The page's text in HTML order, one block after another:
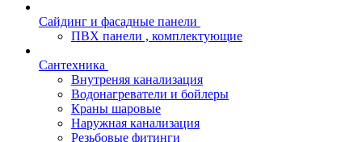
Сайдинг и фасадные панели
ПВХ панели , комплектующие
Сантехника
Внутреняя канализация
Водонагреватели и бойлеры
Краны шаровые
Наружная канализация
Резьбовые фитинги